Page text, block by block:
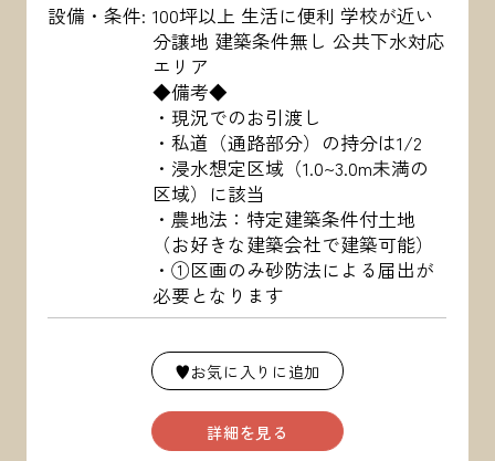
設備・条件 100坪以上 生活に便利 学校が近い
分譲地 建築条件無し 公共下水対応
エリア
◆備考◆
・現況でのお引渡し
・私道（通路部分）の持分は1/2
・浸水想定区域（1.0~3.0m未満の
区域）に該当
・農地法：特定建築条件付土地
（お好きな建築会社で建築可能）
・①区画のみ砂防法による届出が
必要となります
♥お気に入りに追加
詳細を見る